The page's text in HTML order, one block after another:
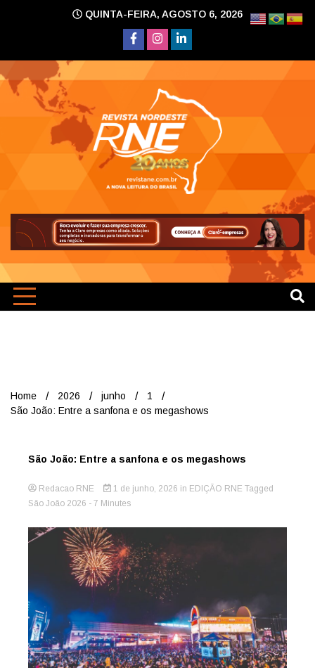
QUINTA-FEIRA, AGOSTO 6, 2026
Home 2026 junho
1
São João: Entre a sanfona e os megashows
São João: Entre a sanfona e os megashows
Redacao RNE 1 de junho, 2026 in EDIÇÃO RNE Tagged
São João 2026 - 7 Minutes